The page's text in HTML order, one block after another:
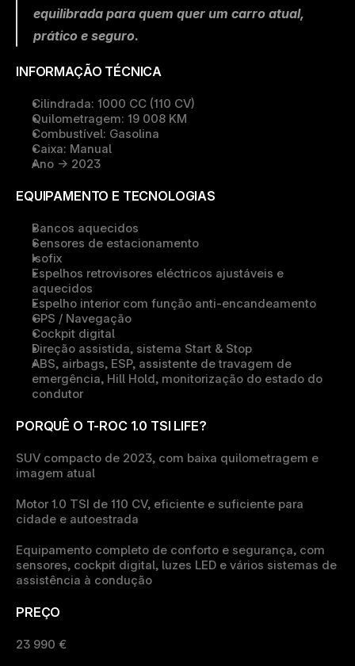
equilibrada para quem quer um carro atual,
prático e seguro.
INFORMAÇÃO TÉCNICA
Cilindrada: 1000 CC (110 CV)
Quilometragem: 19 008 KM
Combustível: Gasolina
Caixa: Manual
Ano -> 2023
EQUIPAMENTO E TECNOLOGIAS
Bancos aquecidos
Sensores de estacionamento
Isofix
Espelhos retrovisores eléctricos ajustáveis e
aquecidos
Espelho interior com função anti-encandeamento
GPS / Navegação
Cockpit digital
Direção assistida, sistema Start & Stop
ABS, airbags, ESP, assistente de travagem de
emergência, Hill Hold, monitorização do estado do
condutor
PORQUÊ O T-ROC 1.0 TSI LIFE?
SUV compacto de 2023, com baixa quilometragem e
imagem atual
Motor 1.0 TSI de 110 CV, eficiente e suficiente para
cidade e autoestrada
Equipamento completo de conforto e segurança, com
sensores, cockpit digital, luzes LED e vários sistemas de
assistência à condução
PREÇO
23 990 €